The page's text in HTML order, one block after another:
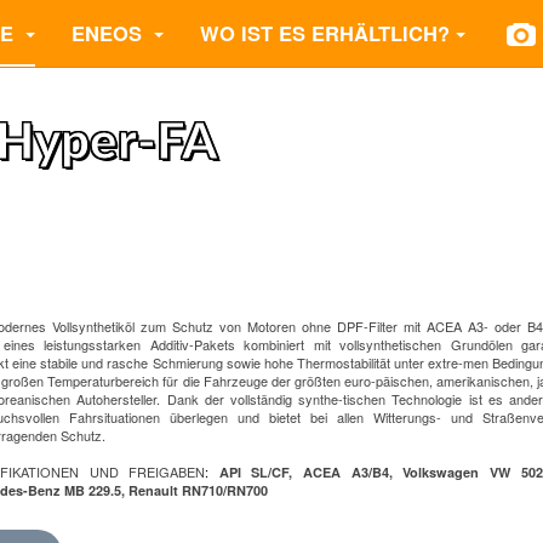
ENEOS WO IST ES ERHÄLTLICH?
FA
Vollsynthetiköl zum Schutz von Motoren ohne DPF-Filter mit ACEA A3- oder
leistungsstarken Additiv-Pakets kombiniert mit vollsynthetischen Grundölen
eine stabile und rasche Schmierung sowie hohe Thermostabilität unter extre-men
Temperaturbereich für die Fahrzeuge der größten euro-päischen, amerikanischen,
Autohersteller. Dank der vollständig synthe-tischen Technologie ist es
Fahrsituationen überlegen und bietet bei allen Witterungs- und
Schutz.
UND FREIGABEN: API SL/CF, ACEA A3/B4, Volkswagen VW
Benz MB 229.5, Renault RN710/RN700